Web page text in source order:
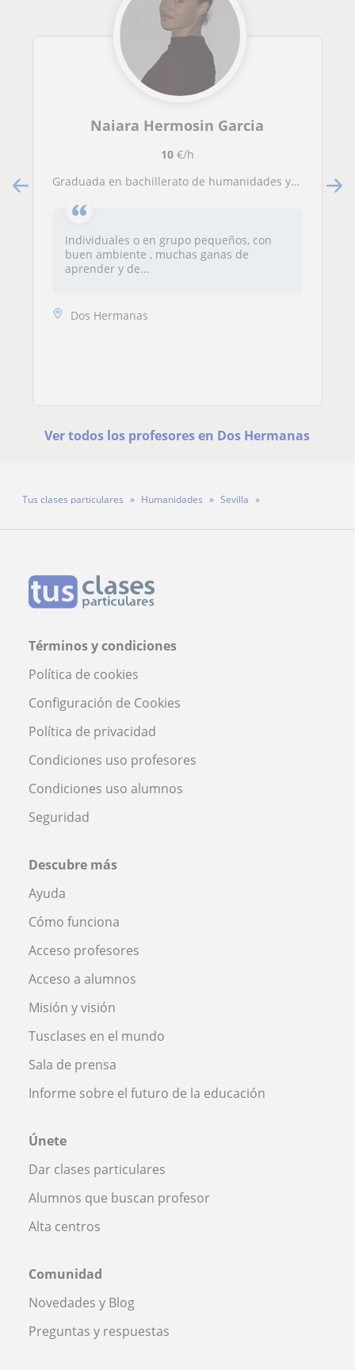
Naiara Hermosin Garcia
10€/h
Graduada en bachillerato de humanidades y ciencias sociales, actual opositora a guardia civil
Individuales o en grupo pequeños, con
buen ambiente , muchas ganas de
aprender y de...
Dos Hermanas
Ver todos los profesores en Dos Hermanas
Tus clases particulares Humanidades
Sevilla
Términos y condiciones
Política de cookies
Configuración de Cookies
Política de privacidad
Condiciones uso profesores
Condiciones uso alumnos
Seguridad
Descubre más
Ayuda
Cómo funciona
Acceso profesores
Acceso a alumnos
Misión y visión
Tusclases en el mundo
Sala de prensa
Informe sobre el futuro de la educación
Únete
Dar clases particulares
Alumnos que buscan profesor
Alta centros
Comunidad
Novedades y Blog
Preguntas y respuestas